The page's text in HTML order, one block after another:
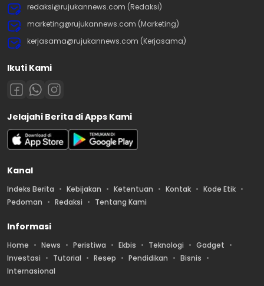
redaksi@rujukannews.com (Redaksi)
marketing@rujukannews.com (Marketing)
kerjasama@rujukannews.com (Kerjasama)
Ikuti Kami
Jelajahi Berita di Apps Kami
Kanal
Indeks Berita Kebijakan Ketentuan Kontak
Kode Etik
Pedoman
Redaksi Tentang Kami
Informasi
Home News Peristiwa Ekbis Teknologi
Gadget
Investasi
Tutorial Resep Pendidikan
Bisnis
Internasional